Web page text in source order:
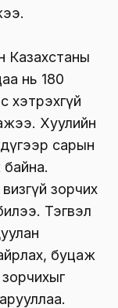
Казахстаны
нь 180
хэтрэхгүй
Хуулийн
сарын
байна.
зорчих
Тэгвэл
буцаж
зорчихыг